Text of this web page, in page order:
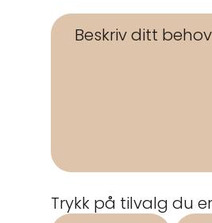
Trykk på tilvalg du